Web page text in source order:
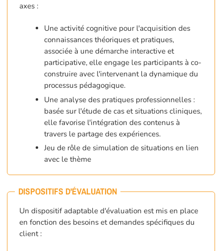
axes :
Une activité cognitive pour l'acquisition des
connaissances théoriques et pratiques,
associée à une démarche interactive et
participative, elle engage les participants à co-
construire avec l'intervenant la dynamique du
processus pédagogique.
Une analyse des pratiques professionnelles :
basée sur l'étude de cas et situations cliniques,
elle favorise l'intégration des contenus à
travers le partage des expériences.
Jeu de rôle de simulation de situations en lien
avec le thème
DISPOSITIFS D'ÉVALUATION
Un dispositif adaptable d'évaluation est mis en place
en fonction des besoins et demandes spécifiques du
client :